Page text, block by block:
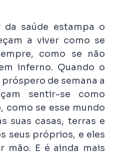
da saúde estampa o
a viver como se
como se não
inferno. Quando o
de semana a
sentir-se como
como se esse mundo
suas casas, terras e
seus próprios, e eles
mão. E é ainda mais